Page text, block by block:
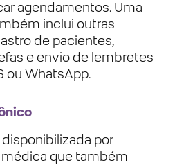
agendamentos. Uma
inclui outras
de pacientes,
e envio de lembretes
ou WhatsApp.
por
que também